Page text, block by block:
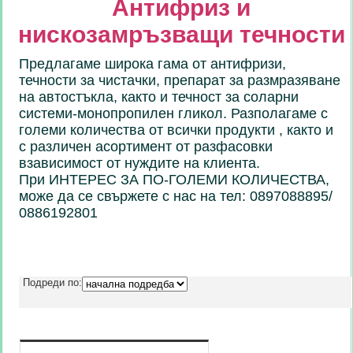
Антифриз и
нискозамръзващи течности
Предлагаме широка гама от антифризи,
течности за чистачки, препарат за размразяване
на автостъкла, както и течност за соларни
системи-монопропилен гликол. Разполагаме с
големи количества от всички продукти , както и
с различен асортимент от разфасовки
взависимост от нуждите на клиента.
При ИНТЕРЕС ЗА ПО-ГОЛЕМИ КОЛИЧЕСТВА,
може да се свържете с нас на тел: 0897088895/
0886192801
Подреди по: